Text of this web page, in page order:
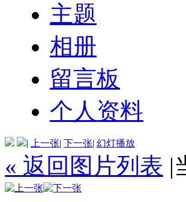
主题
相册
留言板
个人资料
| 上一张| 下一张| 幻灯播放
« 返回图片列表 |